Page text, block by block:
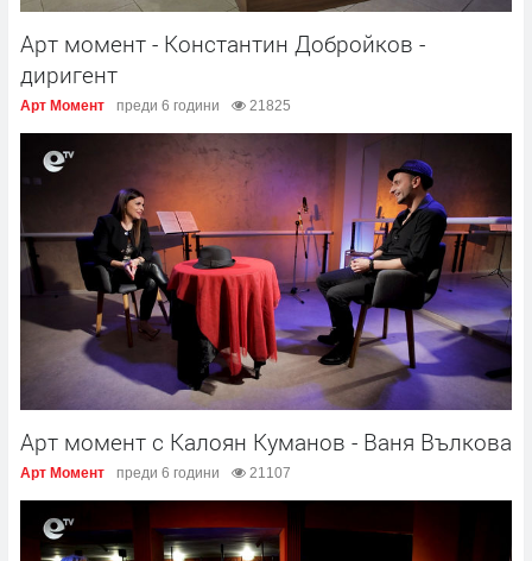
Арт момент - Константин Добройков -
диригент
Арт Момент преди 6 години 21825
Арт момент с Калоян Куманов - Ваня Вълкова
Арт Момент преди 6 години 21107